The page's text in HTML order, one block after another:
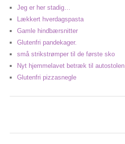
Jeg er her stadig…
Lækkert hverdagspasta
Gamle hindbærsnitter
Glutenfri pandekager.
små strikstrømper til de første sko
Nyt hjemmelavet betræk til autostolen
Glutenfri pizzasnegle